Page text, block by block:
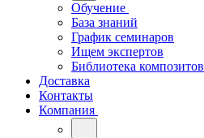
Обучение
База знаний
График семинаров
Ищем экспертов
Библиотека композитов
Доставка
Контакты
Компания